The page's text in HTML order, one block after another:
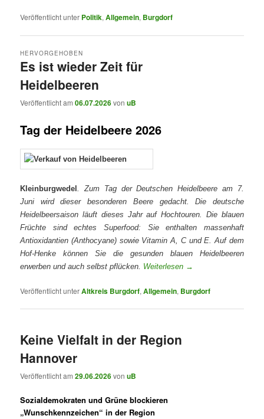
Veröffentlicht unter Politik,Allgemein, Burgdorf
Es ist wieder Zeit für
Heidelbeeren
HERVORGEHOBEN
Veröffentlicht am06.07.2026vonuB
Tag der Heidelbeere 2026
Kleinburgwedel.Zum Tag der Deutschen Heidelbeere am 7.
Juni wird dieser besonderen Beere gedacht.Die deutsche
Heidelbeersaison läuft dieses Jahrauf Hochtouren. Die blauen
Früchte sind echtes Superfood: Sie enthalten massenhaft
Antioxidantien (Anthocyane) sowie Vitamin A, C und E.Auf dem
Hof-Henke können Sie die gesunden blauen Heidelbeeren
erwerben und auch selbst pflücken. Weiterlesen →
Veröffentlicht unterAltkreis Burgdorf,Allgemein, Burgdorf
Keine Vielfalt in der Region
Hannover
Veröffentlicht am29.06.2026vonuB
Sozialdemokraten und Grüne blockieren
„Wunschkennzeichen“ in der Region